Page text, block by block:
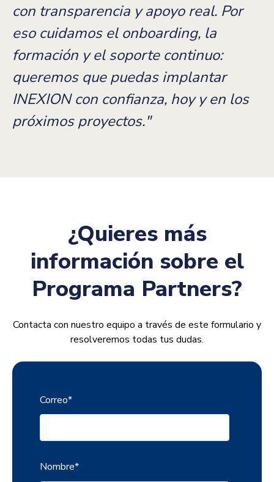
con transparencia y apoyo real. Por
eso cuidamos el onboarding, la
formación y el soporte continuo:
queremos que puedas implantar
INEXION con confianza, hoy y en los
próximos proyectos."
¿Quieres más
información sobre el
Programa Partners?
Contacta con nuestro equipo a través de este formulario y
resolveremos todas tus dudas.
Correo*
Nombre*